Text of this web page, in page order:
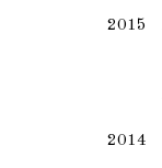
2015
2014